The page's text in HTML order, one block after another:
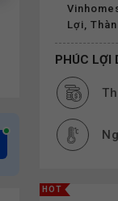
Lợi,
PHÚC LỢI
HOT